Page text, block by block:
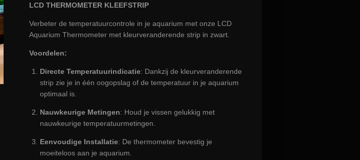
LCD THERMOMETER KLEEFSTRIP
Verbeter de temperatuurcontrole in je aquarium met onze LCD
Aquarium Thermometer met kleurveranderende strip in zwart.
Voordelen:
Directe Temperatuurindicatie: Dankzij de kleurveranderende
strip zie je in één oogopslag of de temperatuur in je aquarium
optimaal is.
Nauwkeurige Metingen: Houd je vissen gelukkig met
nauwkeurige temperatuurmetingen.
Eenvoudige Installatie: De thermometer bevestig je
moeiteloos aan je aquarium.